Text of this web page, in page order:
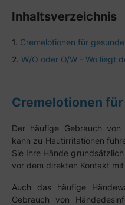
Inhaltsverzeichnis
Cremelotionen für
W/O oder O/W - Wo liegt
Cremelotionen
Der häufige Gebrauch
kann zu Hautirritationen
Sie Ihre Hände
vor dem direkten Kontakt
Auch das häufige
Gebrauch von